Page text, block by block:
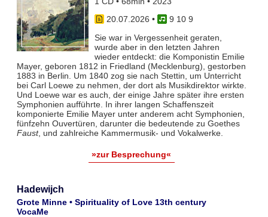
20.07.2026 •
9 10 9
Sie war in Vergessenheit geraten,
wurde aber in den letzten Jahren
wieder entdeckt: die Komponistin Emilie
Mayer, geboren 1812 in Friedland (Mecklenburg), gestorben
1883 in Berlin. Um 1840 zog sie nach Stettin, um Unterricht
bei Carl Loewe zu nehmen, der dort als Musikdirektor wirkte.
Und Loewe war es auch, der einige Jahre später ihre ersten
Symphonien aufführte. In ihrer langen Schaffenszeit
komponierte Emilie Mayer unter anderem acht Symphonien,
fünfzehn Ouvertüren, darunter die bedeutende zu Goethes
Faust, und zahlreiche Kammermusik- und Vokalwerke.
»zur Besprechung«
Hadewijch
Grote Minne • Spirituality of Love 13th century
VocaMe